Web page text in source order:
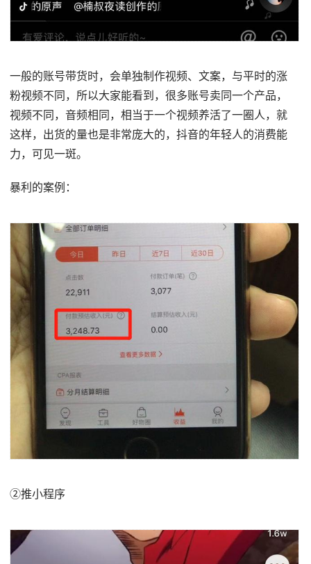
一般的账号带货时，会单独制作视频、文案，与平时的涨
粉视频不同，所以大家能看到，很多账号卖同一个产品，
视频不同，音频相同，相当于一个视频养活了一圈人，就
这样，出货的量也是非常庞大的，抖音的年轻人的消费能
力，可见一斑。
暴利的案例：
②推小程序